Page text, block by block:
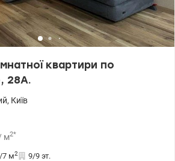
квартири по
28А.
, Київ
м2*
7 м2 9/9 эт.